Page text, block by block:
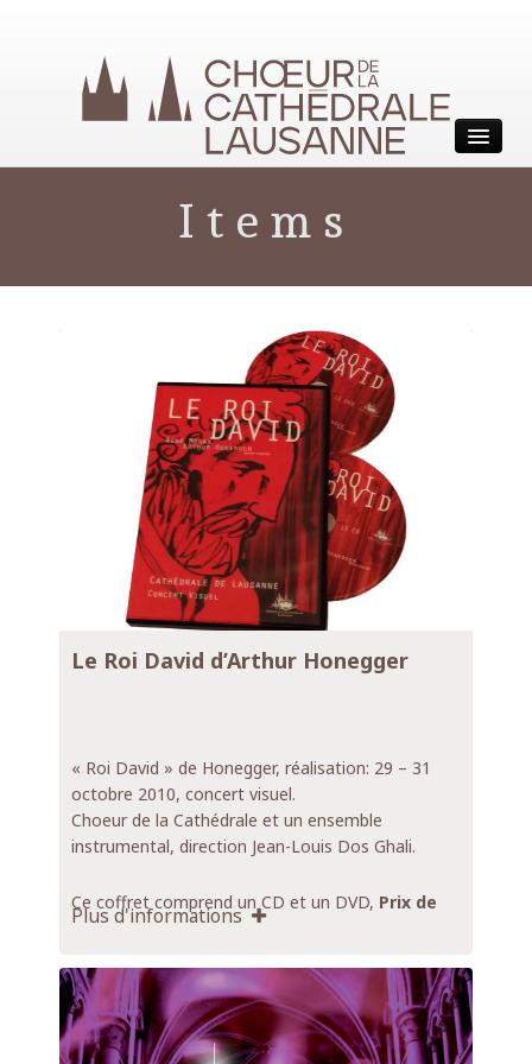
Choeur de la Cathédrale
Lausanne
Items
Le Roi David d’Arthur Honegger
« Roi David » de Honegger, réalisation: 29 – 31
octobre 2010, concert visuel.
Choeur de la Cathédrale et un ensemble
instrumental, direction Jean-Louis Dos Ghali.
Ce coffret comprend un CD et un DVD, Prix de
vente CHF 40.-
Le Chœur de la Cathédrale a donné un concert
visuel les 29 et le 31 octobre 2010 en interprétant
le Roi David d’Arthur Honegger. Souhaitant
Plus d'informations